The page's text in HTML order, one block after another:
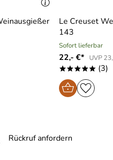
Le Creuset
143
Sofort lieferbar
22,- €* UVP
***** (3)
Rückruf anfordern